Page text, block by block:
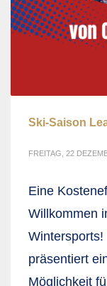
Ski-Saison
FREITAG, 22
Eine
Willkommen
präsentiert
Möglichkeit